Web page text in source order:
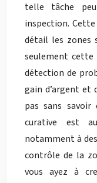
telle tâche
inspection.
détail les zones
seulement
détection de
gain d’argent et
pas sans
curative est
notamment à
contrôle de la
vous ayez à